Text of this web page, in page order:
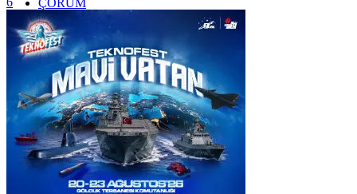
ÇORUM
İSTANBUL
İZMİR
ŞANLIURFA
ŞIRNAK